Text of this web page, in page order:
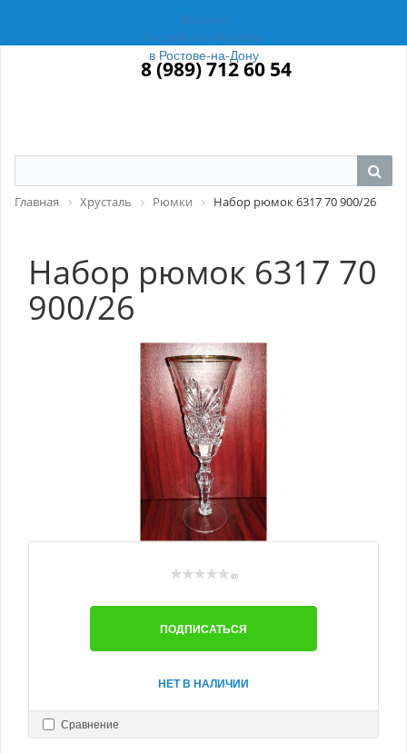
Магазин
Российский Фарфор
в Ростове-на-Дону
8 (989) 712 60 54
Главная Хрусталь Рюмки Набор рюмок 6317 70 900/26
Набор рюмок 6317 70
900/26
(0)
ПОДПИСАТЬСЯ
НЕТ В НАЛИЧИИ
Сравнение